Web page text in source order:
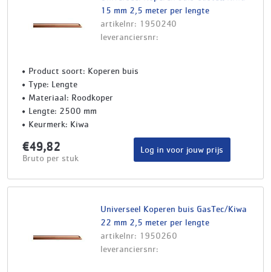
15 mm 2,5 meter per lengte
artikelnr: 1950240
leveranciersnr:
Product soort: Koperen buis
Type: Lengte
Materiaal: Roodkoper
Lengte: 2500 mm
Keurmerk: Kiwa
€49,82
Bruto per stuk
Log in voor jouw prijs
Universeel Koperen buis GasTec/Kiwa
22 mm 2,5 meter per lengte
artikelnr: 1950260
leveranciersnr: